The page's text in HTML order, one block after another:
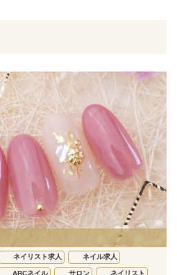
ネイリスト求人 ネイル求人
ABCネイル サロン ネイリスト